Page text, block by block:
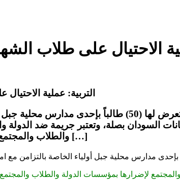
الاحتيال على طلاب
التربية: عملية
أكد وزير التربية والتعليم بولاية الخرطوم عبدالمحمود النور أن أعمال النصب
السودان بصلة، وتعتبر جريمة ضد
والطلاب والمجتمع وسمعة المعلم والتعليم. وأعلن عن […]
لإضرارها بمؤسسات الدولة والطلاب